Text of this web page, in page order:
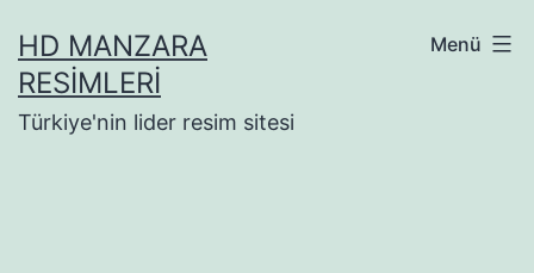
geçHD MANZARA
RESIMLERI
Türkiye'nin lider resim sitesi
Menü